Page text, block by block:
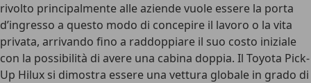
rivolto principalmente alle aziende vuole essere la porta
d’ingresso a questo modo di concepire il lavoro o la vita
privata, arrivando fino a raddoppiare il suo costo iniziale
con la possibilità di avere una cabina doppia. Il Toyota Pick-
Up Hilux si dimostra essere una vettura globale in grado di